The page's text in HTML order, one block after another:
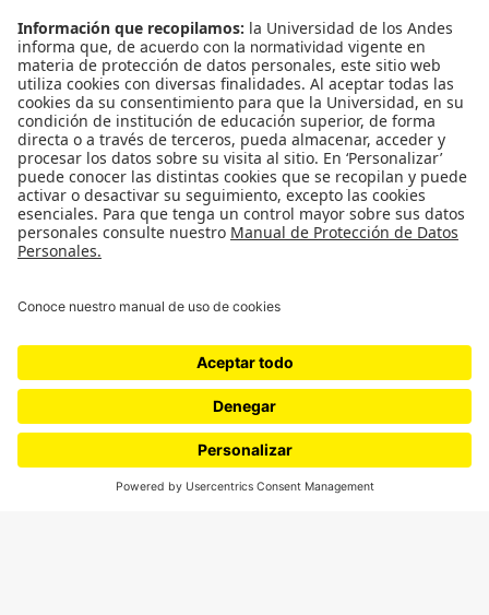
Ediciones especiales
Proyectos 070
SÍGUENOS
¿Quieres escribir en 070?
CONTÁCTANOS
cerosetenta@uniandes.edu.co